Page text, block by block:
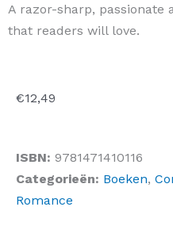
A razor-sharp, passionate
that readers will love.
€12,49
ISBN: 9781471410116
Categorieën: Boeken,
Romance